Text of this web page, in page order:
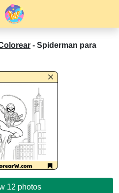
- Spiderman para
View 12 photos